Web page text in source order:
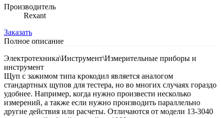
Производитель
Rexant
Заказать
Полное описание
Электротехника\Инструмент\Измерительные приборы и
инструмент
Щуп с зажимом типа крокодил является аналогом
стандартных щупов для тестера, но во многих случаях гораздо
удобнее. Например, когда нужно произвести несколько
измерений, а также если нужно производить параллельно
другие действия или расчеты. Отличаются от модели 13-3040